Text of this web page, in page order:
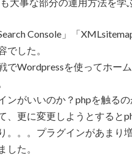
Console」「
でした。
でWordpressを使ってホー
ンがいいのか？phpを触る
、更に変更しようとすると
。。。プラグインがあまり
した。